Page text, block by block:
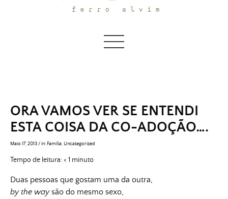
ORA VAMOS VER SE ENTENDI
ESTA COISA DA CO-ADOÇÃO….
Maio 17, 2013/in: Família Uncategorized
Tempo de leitura:< 1 minuto
Duas pessoas que gostam uma da outra,
by the waysão do mesmo sexo,